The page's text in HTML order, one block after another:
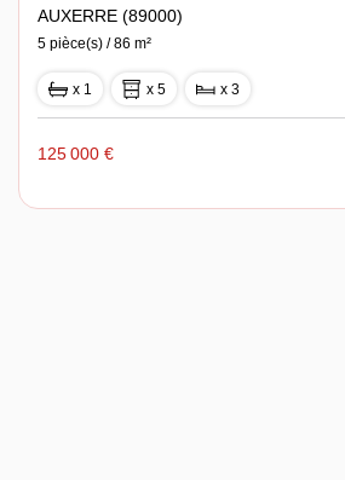
AUXERRE (89000)
5 pièce(s) / 86 m²
x 1 x 5 x 3
125 000 €